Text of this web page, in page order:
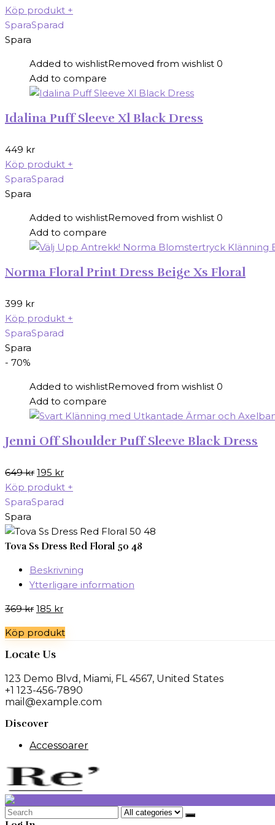
Köp produkt +
SparaSparad
Spara
Added to wishlistRemoved from wishlist 0
Add to compare
Idalina Puff Sleeve Xl Black Dress
449 kr
Köp produkt +
SparaSparad
Spara
Added to wishlistRemoved from wishlist 0
Add to compare
Norma Floral Print Dress Beige Xs Floral
399 kr
Köp produkt +
SparaSparad
Spara
- 70%
Added to wishlistRemoved from wishlist 0
Add to compare
Jenni Off Shoulder Puff Sleeve Black Dress
649kr Det
ursprungliga
priset
649 kr.
195 krDet
nuvarande
195 kr.
Köp produkt +
SparaSparad
Spara
Tova Ss Dress Red Floral 50 48
Beskrivning
Ytterligare information
369kr Det
priset
var:
185 krDet
priset
Köp produkt
Locate Us
123 Demo Blvd, Miami, FL 4567, United States
+1 123-456-7890
mail@example.com
Discover
Accessoarer
Search